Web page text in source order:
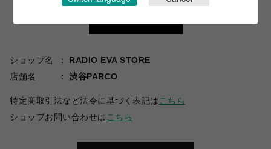
ショップ名
RADIO EVA STORE
店舗名
渋谷PARCO
特定商取引法など法令に基づく表記は こちら
ショップお問い合わせは こちら